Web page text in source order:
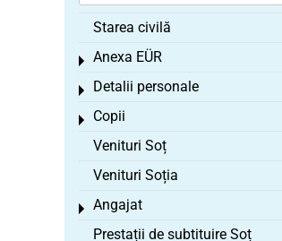
Starea civilă
Anexa EÜR
Toggle menu
Detalii personale
Toggle menu
Copii
Toggle menu
Venituri Soț
Venituri Soția
Angajat
Toggle menu
Prestații de subtituire Soț